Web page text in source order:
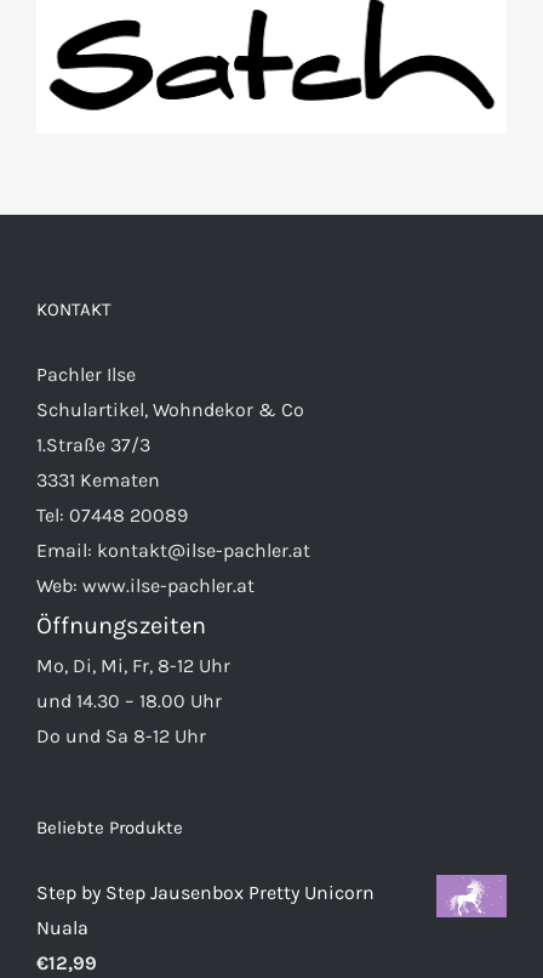
KONTAKT
Pachler Ilse
Schulartikel, Wohndekor & Co
1.Straße 37/3
3331 Kematen
Tel: 07448 20089
Email: kontakt@ilse-pachler.at
Web: www.ilse-pachler.at
Öffnungszeiten
Mo, Di, Mi, Fr, 8-12 Uhr
und 14.30 – 18.00 Uhr
Do und Sa 8-12 Uhr
Beliebte Produkte
Step by Step Jausenbox Pretty Unicorn
Nuala
€12,99